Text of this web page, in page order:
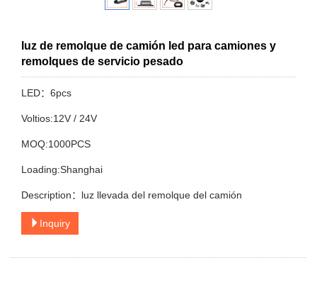
luz de remolque de camión led para camiones y
remolques de servicio pesado
LED：6pcs
Voltios:12V / 24V
MOQ:1000PCS
Loading:Shanghai
Description：luz llevada del remolque del camión
Inquiry